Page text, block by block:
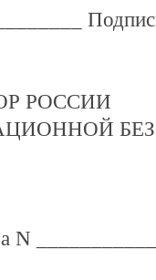
РОССИИ
N